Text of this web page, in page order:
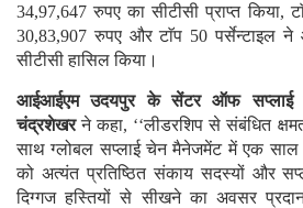
34,97,647 रुपए का सीटीसी प्राप्त किया,
30,83,907 रुपए और टाॅप 50 पर्सेन्टाइल
सीटीसी हासिल किया।
आईआईएम उदयपुर के सेंटर ऑफ
चंद्रशेखरने कहा, ‘‘लीडरशिप से संबंधित
साथ ग्लोबल सप्लाई चेन मैनेजमेंट में एक साल
को अत्यंत प्रतिष्ठित संकाय सदस्यों और
दिग्गज हस्तियों से सीखने का अवसर